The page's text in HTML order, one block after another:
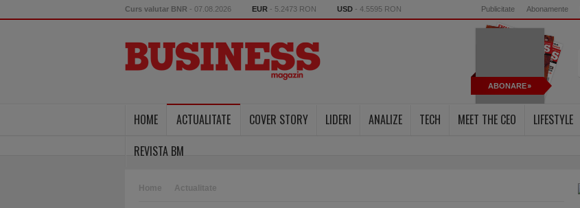
Curs valutar BNR - 07.08.2026 EUR - 5.2473 RON USD - 4.5595 RON Publicitate Abonamente
ABONARE
HOME ACTUALITATE COVER STORY LIDERI ANALIZE TECH MEET THE CEO LIFESTYLE
REVISTA BM
Home Actualitate